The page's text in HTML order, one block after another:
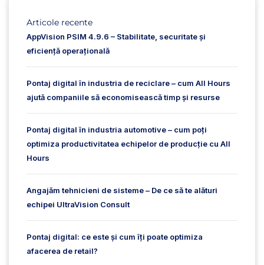
Articole recente
AppVision PSIM 4.9.6 – Stabilitate, securitate și
eficiență operațională
Pontaj digital în industria de reciclare – cum All Hours
ajută companiile să economisească timp și resurse
Pontaj digital în industria automotive – cum poți
optimiza productivitatea echipelor de producție cu All
Hours
Angajăm tehnicieni de sisteme – De ce să te alături
echipei UltraVision Consult
Pontaj digital: ce este și cum îți poate optimiza
afacerea de retail?